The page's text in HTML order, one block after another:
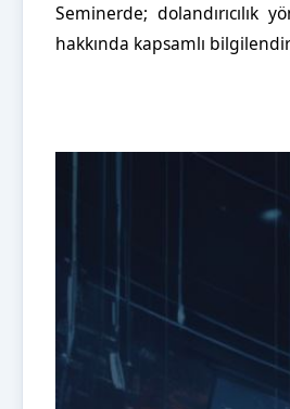
Seminerde; dolandırıcılık
hakkında kapsamlı